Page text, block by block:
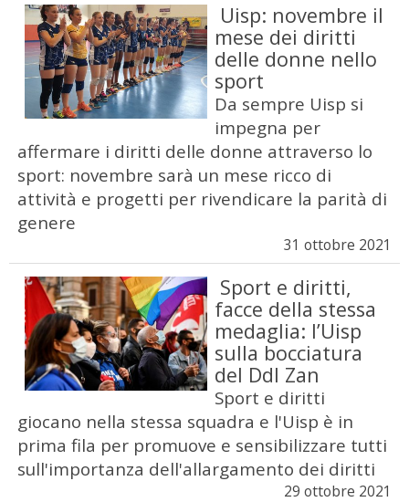
Uisp: novembre il
mese dei diritti
delle donne nello
sport
Da sempre Uisp si
impegna per
affermare i diritti delle donne attraverso lo
sport: novembre sarà un mese ricco di
attività e progetti per rivendicare la parità di
genere
31 ottobre 2021
Sport e diritti,
facce della stessa
medaglia: l’Uisp
sulla bocciatura
del Ddl Zan
Sport e diritti
giocano nella stessa squadra e l'Uisp è in
prima fila per promuove e sensibilizzare tutti
sull'importanza dell'allargamento dei diritti
29 ottobre 2021